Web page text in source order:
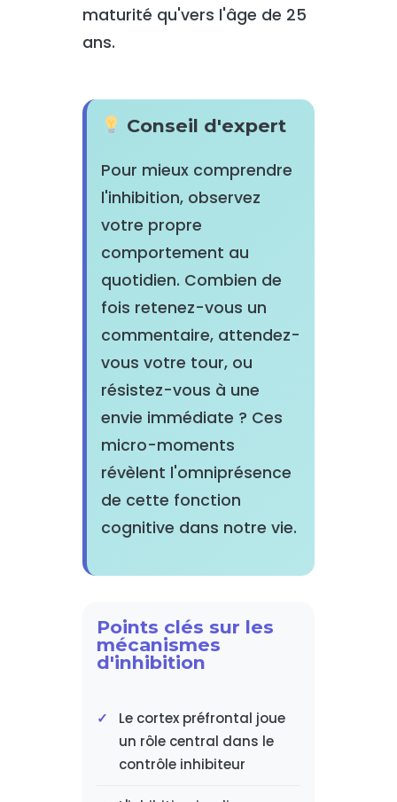
maturité qu'vers l'âge de 25
ans.
Conseil d'expert
Pour mieux comprendre
l'inhibition, observez
votre propre
comportement au
quotidien. Combien de
fois retenez-vous un
commentaire, attendez-
vous votre tour, ou
résistez-vous à une
envie immédiate ? Ces
micro-moments
révèlent l'omniprésence
de cette fonction
cognitive dans notre vie.
Points clés sur les
mécanismes
d'inhibition
Le cortex préfrontal joue
un rôle central dans le
contrôle inhibiteur